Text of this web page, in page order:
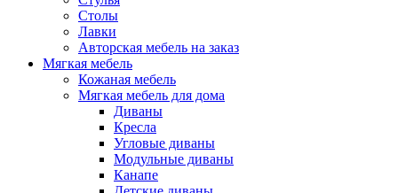
Столы
Лавки
Авторская мебель на заказ
Мягкая мебель
Кожаная мебель
Мягкая мебель для дома
Диваны
Кресла
Угловые диваны
Модульные диваны
Канапе